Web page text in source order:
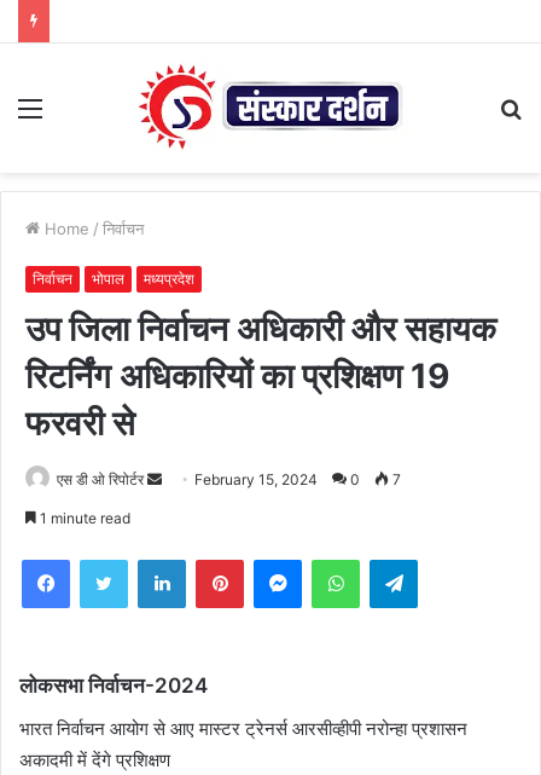
Menu
Home / निर्वाचन
निर्वाचन भोपाल मध्यप्रदेश
उप जिला निर्वाचन अधिकारी और सहायक
रिटर्निंग अधिकारियों का प्रशिक्षण 19
फरवरी से
एस डी ओ रिपोर्टर
Send February 15, 2024 0 7
1 minute read
FacebookTwitter LinkedInPinterestMessengerWhatsAppTelegram
लोकसभा निर्वाचन-2024
भारत निर्वाचन आयोग से आए मास्टर ट्रेनर्स आरसीव्हीपी नरोन्हा प्रशासन
अकादमी में देंगे प्रशिक्षण